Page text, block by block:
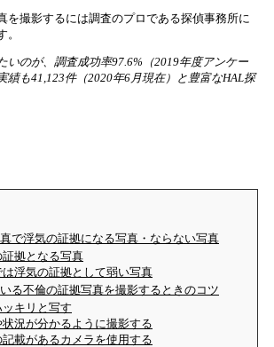
を撮影するには調査のプロである探偵事務所に
いのが、調査成功率97.6%（2019年度アンケー
績も41,123件（2020年6月現在）と豊富なHAL探
で浮気の証拠になる写真・ならない写真
証拠となる写真
は浮気の証拠として弱い写真
る不倫の証拠写真を撮影するときのコツ
ッキリと写す
況が分かるように撮影する
載があるカメラを使用する